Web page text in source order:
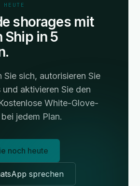
shorages mit
Ship in 5
Sie sich, autorisieren Sie
aktivieren Sie den
White-Glove-
jedem Plan.
noch heute
sprechen